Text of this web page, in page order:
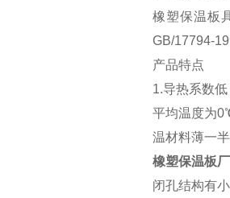
橡塑保温板
GB/17794-
产品特点
1.导热系数低
平均温度为
温材料薄一
橡塑保温板
闭孔结构有